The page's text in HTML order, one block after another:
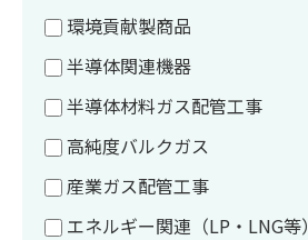
環境貢献製商品
半導体関連機器
半導体材料ガス配管工事
高純度バルクガス
産業ガス配管工事
エネルギー関連（LP・LNG等）